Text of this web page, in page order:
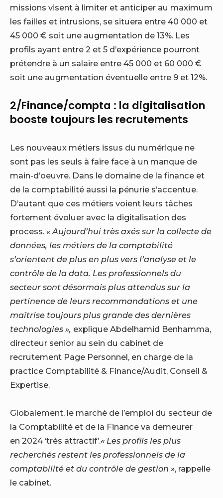
missions visent à limiter et anticiper au maximum
les failles et intrusions, se situera entre 40 000 et
45 000 € soit une augmentation de 13%. Les
profils ayant entre 2 et 5 d’expérience pourront
prétendre à un salaire entre 45 000 et 60 000 €
soit une augmentation éventuelle entre 9 et 12%.
2/Finance/compta : la digitalisation
booste toujours les recrutements
Les nouveaux métiers issus du numérique ne
sont pas les seuls à faire face à un manque de
main-d’oeuvre. Dans le domaine de la finance et
de la comptabilité aussi la pénurie s’accentue.
D’autant que ces métiers voient leurs tâches
fortement évoluer avec la digitalisation des
process. « Aujourd’hui très axés sur la collecte de
données, les métiers de la comptabilité
s’orientent de plus en plus vers l’analyse et le
contrôle de la data. Les professionnels du
secteur sont désormais plus attendus sur la
pertinence de leurs recommandations et une
maîtrise toujours plus grande des dernières
technologies », explique Abdelhamid Benhamma,
directeur senior au sein du cabinet de
recrutement Page Personnel, en charge de la
practice Comptabilité & Finance/Audit, Conseil &
Expertise.
Globalement, le marché de l’emploi du secteur de
la Comptabilité et de la Finance va demeurer
en 2024 ‘très attractif’.« Les profils les plus
recherchés restent les professionnels de la
comptabilité et du contrôle de gestion », rappelle
le cabinet.